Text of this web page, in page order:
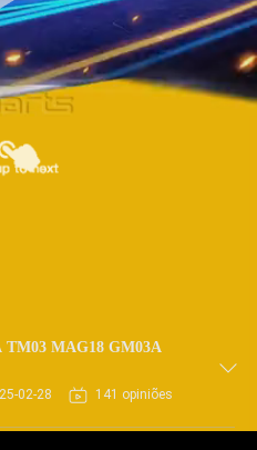
TM03 MAG18 GM03A
02-28 141 opiniões